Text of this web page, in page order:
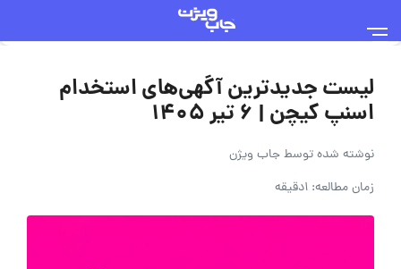
لیست جدیدترین آگهی‌های استخدام
اسنپ کیچن | ۶ تیر ۱۴۰۵
نوشته شده توسطجاب ویژن
زمان مطالعه: 1دقیقه